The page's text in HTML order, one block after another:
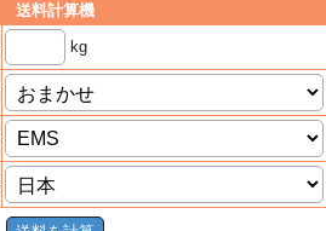
送料計算機
kg